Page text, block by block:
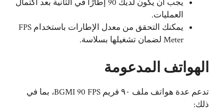
يجب أن يكون لديك 90 إطارًا في الثانية بعد اكتمال
العمليات.
يمكنك التحقق من معدل الإطارات باستخدام FPS
Meter لضمان تشغيلها بسلاسة.
الهواتف المدعومة
تدعم عدة هواتف ملف ٩٠ فريم BGMI 90 FPS، بما في
ذلك: